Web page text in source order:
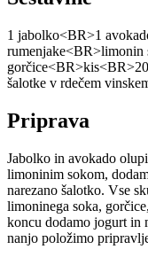
1 jabolko<BR>1
šalotke v rdečem
Priprava
Jabolko in avokado
limoninim sokom,
narezano šalotko. Vse
limoninega soka,
koncu dodamo jogurt in
nanjo položimo